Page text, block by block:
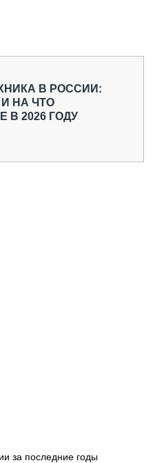
В РОССИИ:
НА ЧТО
В 2026 ГОДУ
за последние годы